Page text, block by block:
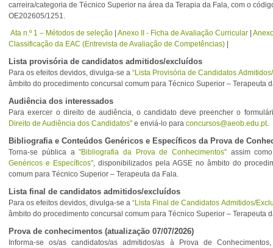
carreira/categoria de Técnico Superior na área da Terapia da Fala, com o
OE202605/1251.
Ata n.º 1 – Métodos de seleção |Anexo II - Ficha de Avaliação Curricular |
Classificação da EAC (Entrevista de Avaliação de Competências)
Lista provisória de candidatos admitidos/excluídos
Para os efeitos devidos, divulga-se a“Lista Provisória de Candidatos
âmbito do procedimento concursal comum para Técnico Superior – Terapeuta
Audiência dos interessados
Para exercer o direito de audiência, o candidato deve preencher o
Direito de Audiência dos Candidatos" e enviá-lo paraconcursos@aeob.edu.pt.
Bibliografia e Conteúdos Genéricos e Específicos da Prova de
Torna-se pública a"Bibliografia da Prova de Conhecimentos" assim
Genéricos e Específicos", disponibilizados pela AGSE no âmbito do
comum para Técnico Superior – Terapeuta da Fala.
Lista final de candidatos admitidos/excluídos
Para os efeitos devidos, divulga-se a“Lista Final de Candidatos Admitidos/
âmbito do procedimento concursal comum para Técnico Superior – Terapeuta
Prova de conhecimentos (atualização 07/07/2026)
Informa-se os/as candidatos/as admitidos/as à Prova de